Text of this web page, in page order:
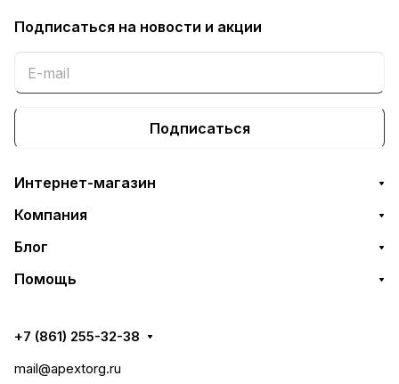
Подписаться на новости и акции
Подписаться
Интернет-магазин
Компания
Блог
Помощь
+7 (861) 255-32-38
mail@apextorg.ru